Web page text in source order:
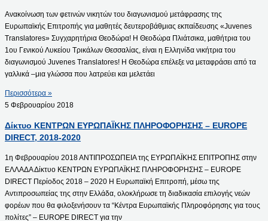
Aνακοίνωση των φετινών νικητών του διαγωνισμού μετάφρασης της
Ευρωπαϊκής Επιτροπής για μαθητές δευτεροβάθμιας εκπαίδευσης «Juvenes
Translatores» Συγχαρητήρια Θεοδώρα! H Θεοδώρα Πλιάτσικα, μαθήτρια του
1ου Γενικού Λυκείου Τρικάλων Θεσσαλίας, είναι η Ελληνίδα νικήτρια του
διαγωνισμού Juvenes Translatores! Η Θεοδώρα επέλεξε να μεταφράσει από τα
γαλλικά –μια γλώσσα που λατρεύει και μελετάει
Περισσότερα »
5 Φεβρουαρίου 2018
Δίκτυο ΚΕΝΤΡΩΝ ΕΥΡΩΠΑΪΚΗΣ ΠΛΗΡΟΦΟΡΗΣΗΣ – EUROPE
DIRECT, 2018-2020
1η Φεβρουαρίου 2018 ΑΝΤΙΠΡΟΣΩΠΕΙΑ της ΕΥΡΩΠΑΪΚΗΣ ΕΠΙΤΡΟΠΗΣ στην
ΕΛΛΑΔΑ Δίκτυο ΚΕΝΤΡΩΝ ΕΥΡΩΠΑΪΚΗΣ ΠΛΗΡΟΦΟΡΗΣΗΣ – EUROPE
DIRECT Περίοδος 2018 – 2020 Η Ευρωπαϊκή Επιτροπή, μέσω της
Αντιπροσωπείας της στην Ελλάδα, ολοκλήρωσε τη διαδικασία επιλογής νεών
φορέων που θα φιλοξενήσουν τα “Κέντρα Ευρωπαϊκής Πληροφόρησης για τους
πολίτες” – EUROPE DIRECT για την